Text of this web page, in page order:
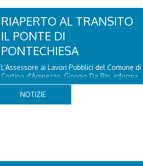
RIAPERTO AL TRANSITO
IL PONTE DI
PONTECHIESA
L’Assessore ai Lavori Pubblici del Comune di
Cortina d'Ampezzo, Giorgio Da Rin, informa
che il Ponte di Pontechiesa, prospiciente
alla Latteria Cortina, è ufficialmente riaperto
al transito a partire da oggi, sabato 8
NOTIZIE